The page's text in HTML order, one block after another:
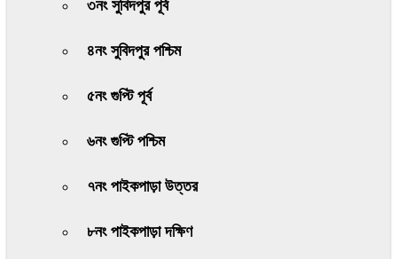
৩নং সুবিদপুর পূর্ব
৪নং সুবিদপুর পশ্চিম
৫নং গুপ্টি পূর্ব
৬নং গুপ্টি পশ্চিম
৭নং পাইকপাড়া উত্তর
৮নং পাইকপাড়া দক্ষিণ